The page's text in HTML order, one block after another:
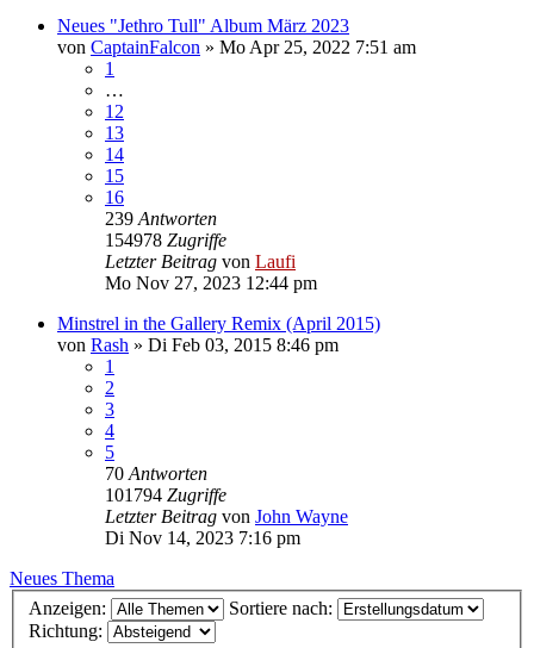
Neues "Jethro Tull" Album März 2023
von CaptainFalcon » Mo Apr 25, 2022 7:51 am
1
…
12
13
14
15
16
239 Antworten
154978 Zugriffe
Letzter Beitrag von Laufi
Mo Nov 27, 2023 12:44 pm
Minstrel in the Gallery Remix (April 2015)
von Rash » Di Feb 03, 2015 8:46 pm
1
2
3
4
5
70 Antworten
101794 Zugriffe
Letzter Beitrag von John Wayne
Di Nov 14, 2023 7:16 pm
Neues Thema
Anzeigen:
Sortiere nach:
Richtung: